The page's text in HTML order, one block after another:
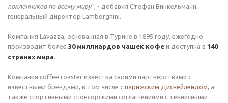
поклонников по всему миру”, - добавил Стефан Винкельманн,
генеральный директор Lamborghini.
Компания Lavazza, основанная в Турине в 1895 году, ежегодно
производит более 30 миллиардов чашек кофе и доступна в 140
странах мира.
Компания coffee roaster известна своими партнерствами с
известными брендами, в том числе с парижским Диснейлендом, а
также спортивными спонсорскими соглашениями с теннисными